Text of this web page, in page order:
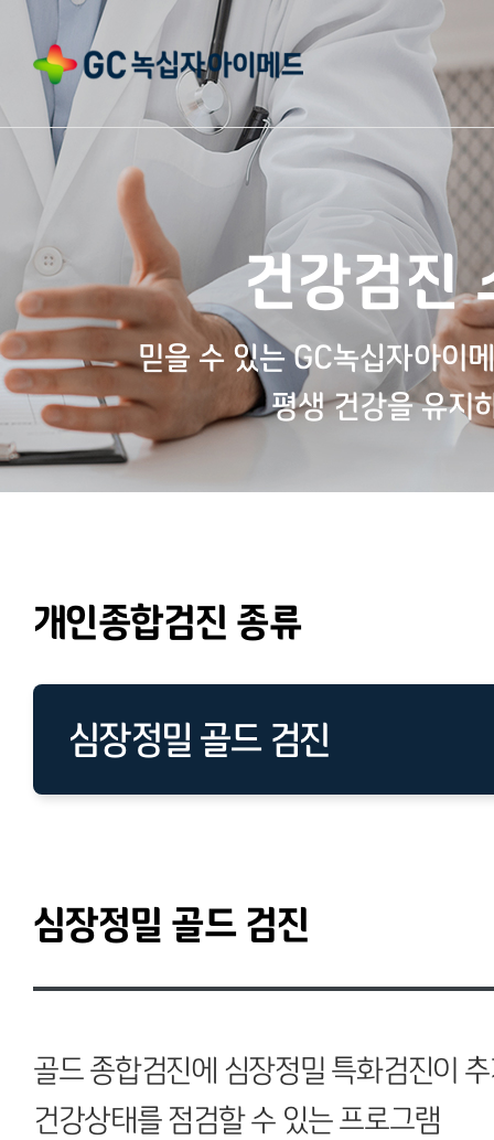
건강검진
믿을 수 있는 GC녹십자아이
평생 건강을 유지
개인종합검진 종류
심장정밀 골드 검진
심장정밀 골드 검진
골드 종합검진에 심장정밀 특화검진이
건강상태를 점검할 수 있는 프로그램